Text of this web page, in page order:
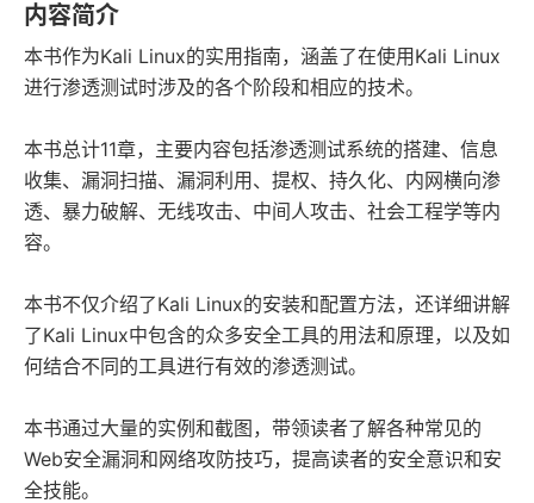
内容简介
本书作为Kali Linux的实用指南，涵盖了在使用Kali Linux
进行渗透测试时涉及的各个阶段和相应的技术。
本书总计11章，主要内容包括渗透测试系统的搭建、信息
收集、漏洞扫描、漏洞利用、提权、持久化、内网横向渗
透、暴力破解、无线攻击、中间人攻击、社会工程学等内
容。
本书不仅介绍了Kali Linux的安装和配置方法，还详细讲解
了Kali Linux中包含的众多安全工具的用法和原理，以及如
何结合不同的工具进行有效的渗透测试。
本书通过大量的实例和截图，带领读者了解各种常见的
Web安全漏洞和网络攻防技巧，提高读者的安全意识和安
全技能。